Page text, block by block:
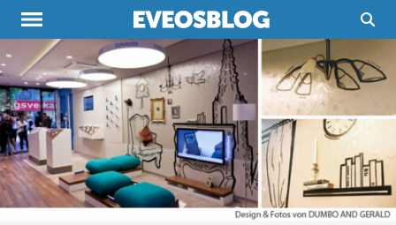
Themen Projekte
Inspiration
Destinationen
Über uns
Werbung
Buchtipps
Newsletter